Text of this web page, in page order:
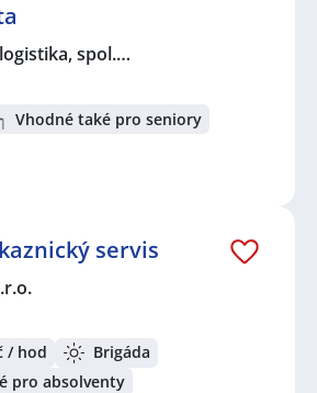
spol.…
Vhodné také pro seniory
servis
/ hod
Brigáda
pro absolventy